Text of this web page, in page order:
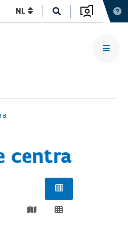
NL
centra